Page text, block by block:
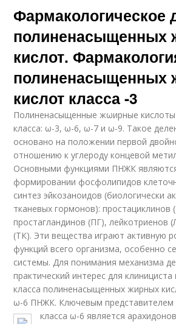
Фармакологическое
полиненасыщенных
кислот.
полиненасыщенных
кислот класса -3
Полиненасыщенные жωирные
класса: ω-3, ω-6, ω-7 и ω-9. Такое
основано на положении первой
отношению к углероду концевой
Основными функциями ПНЖК
формировании фосфолипидов
синтез эйкозаноидов (биологически
тканевых гормонов): простациклинов
простагландинов (ПГ), лейкотриенов
(ТК). Эти вещества играют активную
функций всего организма, особенно
системы. Для понимания механизма
практический интерес для
класса полиненасыщенных жирных
ω-6 ПНЖК. Ключевым представителем
класса ω-6 является